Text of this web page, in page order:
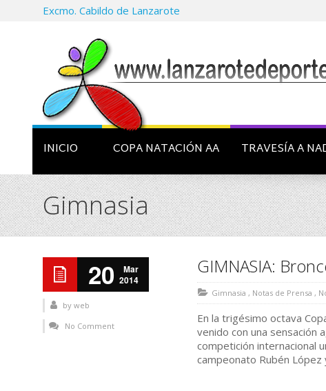
Excmo. Cabildo de Lanzarote
INICIO COPA NATACIÓN AA TRAVESÍA A
Gimnasia
20
Mar
2014
by web
No Comment
GIMNASIA:
Gimnasia , Notas de Prensa ,
En la trigésimo octava
venido con una sensación
competición internacional
campeonato Rubén